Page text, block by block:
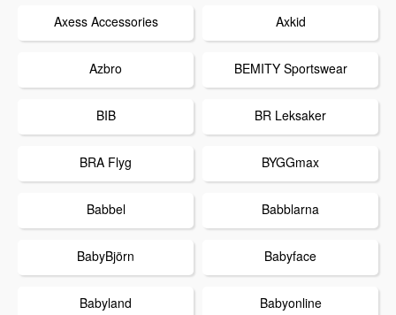
Axess Accessories Axkid
Azbro BEMITY Sportswear
BIB BR Leksaker
BRA Flyg BYGGmax
Babbel Babblarna
BabyBjörn Babyface
Babyland Babyonline